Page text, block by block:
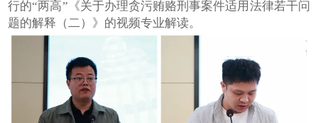
行的“两高”《关于办理贪污贿赂刑事案件适用法律若干问
题的解释（二）》的视频专业解读。